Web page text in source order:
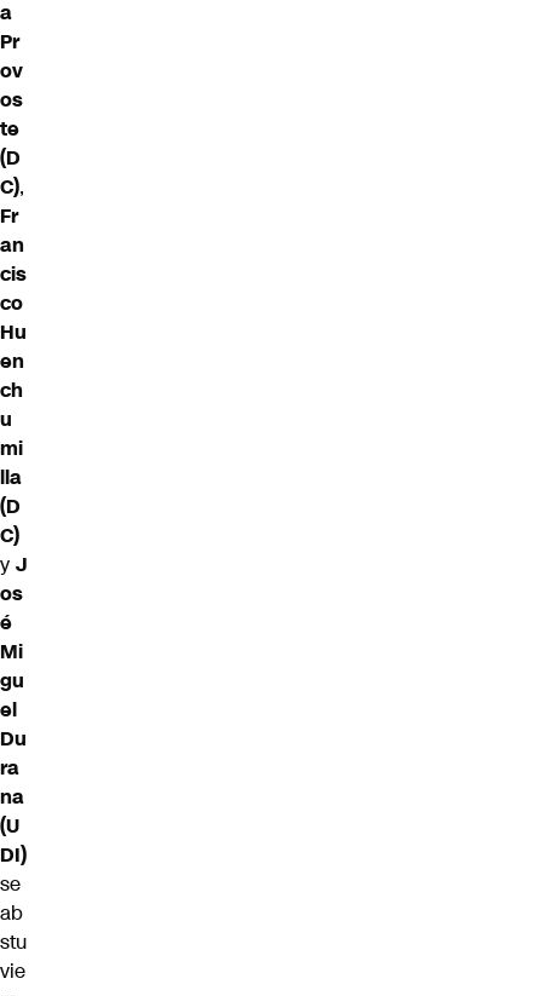
a
Pr
ov
os
te
(D
C),
Fr
an
cis
co
Hu
en
ch
u
mi
lla
(D
C)
y J
os
é
Mi
gu
el
Du
ra
na
(U
DI)
se
ab
stu
vie